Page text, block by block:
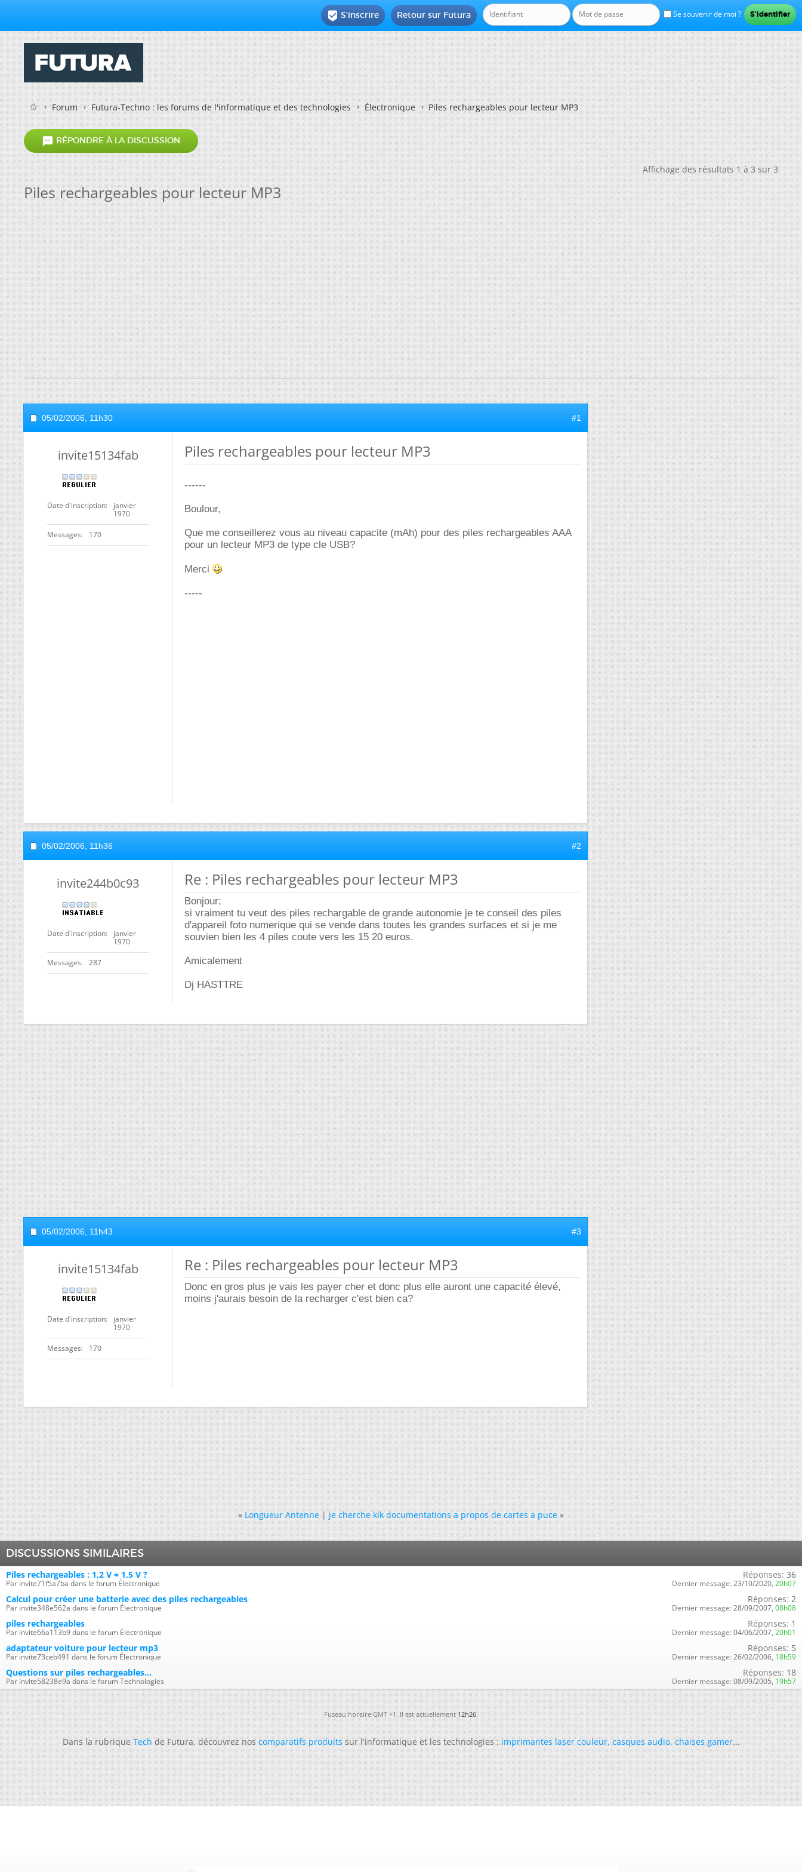
Se souvenir de moi ?
Retour sur Futura
 S'inscrire
Forum Futura-Techno : les forums de l'informatique et des technologies Électronique Piles rechargeables pour lecteur MP3
 RÉPONDRE À LA DISCUSSION
Affichage des résultats 1 à 3 sur 3
Piles rechargeables pour lecteur MP3
05/02/2006, 11h30 #1
invite15134fab
Date d'inscription
janvier
1970
Messages 170
Piles rechargeables pour lecteur MP3
------
Boulour,
Que me conseillerez vous au niveau capacite (mAh) pour des piles rechargeables AAA
pour un lecteur MP3 de type cle USB?
Merci
-----
05/02/2006, 11h36 #2
invite244b0c93
Date d'inscription
janvier
1970
Messages 287
Re : Piles rechargeables pour lecteur MP3
Bonjour;
si vraiment tu veut des piles rechargable de grande autonomie je te conseil des piles
d'appareil foto numerique qui se vende dans toutes les grandes surfaces et si je me
souvien bien les 4 piles coute vers les 15 20 euros.
Amicalement
Dj HASTTRE
05/02/2006, 11h43 #3
invite15134fab
Date d'inscription
janvier
1970
Messages 170
Re : Piles rechargeables pour lecteur MP3
Donc en gros plus je vais les payer cher et donc plus elle auront une capacité élevé,
moins j'aurais besoin de la recharger c'est bien ca?
« Longueur Antenne|je cherche klk documentations a propos de cartes a puce »
DISCUSSIONS SIMILAIRES
Piles rechargeables : 1,2 V = 1,5 V ?
Par invite71f5a7ba dans le forum Électronique
Réponses: 36
Dernier message: 23/10/2020, 20h07
Calcul pour créer une batterie avec des piles rechargeables
Par invite348e562a dans le forum Électronique
Réponses: 2
Dernier message: 28/09/2007, 08h08
piles rechargeables
Par invite66a113b9 dans le forum Électronique
Réponses: 1
Dernier message: 04/06/2007, 20h01
adaptateur voiture pour lecteur mp3
Par invite73ceb491 dans le forum Électronique
Réponses: 5
Dernier message: 26/02/2006, 18h59
Questions sur piles rechargeables...
Par invite58238e9a dans le forum Technologies
Réponses: 18
Dernier message: 08/09/2005, 19h57
Fuseau horaire GMT +1. Il est actuellement12h26.
Dans la rubriqueTechde Futura, découvrez noscomparatifs produitssur l'informatique et les technologies :imprimantes laser couleur,casques audio,chaises gamer...